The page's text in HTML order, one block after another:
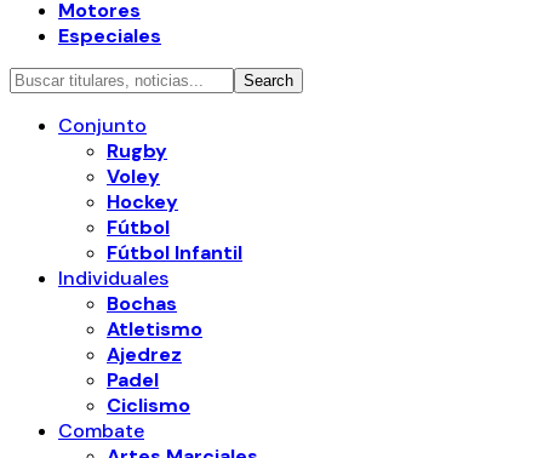
Motores
Especiales
Conjunto
Rugby
Voley
Hockey
Fútbol
Fútbol Infantil
Individuales
Bochas
Atletismo
Ajedrez
Padel
Ciclismo
Combate